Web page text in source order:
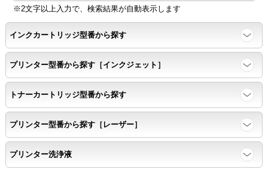
ページ印刷可能枚数・連続印刷時の安定性・経時変化の影響の確
認
寿命レポート
ページ収量、1,000ページあたりのパウダー消費量、転写率、
SAD値を計測
落下試験
※2文字以上入力で、検索結果が自動表示します
インクカートリッジ型番から探す
プリンター型番から探す［インクジェット］
トナーカートリッジ型番から探す
プリンター型番から探す［レーザー］
プリンター洗浄液